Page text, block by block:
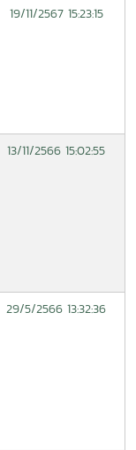
19/11/2567 15:23:15
13/11/2566 15:02:55
29/5/2566 13:32:36